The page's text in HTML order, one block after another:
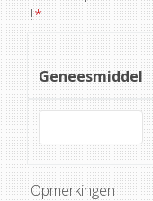
!*
Geneesmiddel
Opmerkingen